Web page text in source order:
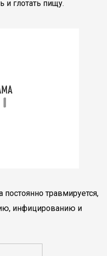
и глотать пищу.
травмируется,
инфицированию и